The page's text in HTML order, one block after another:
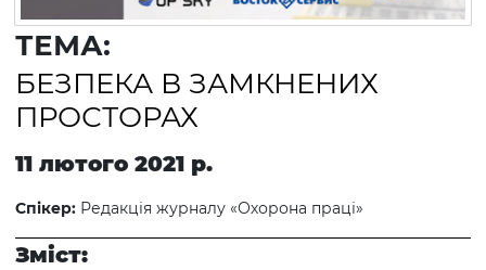
ТЕМА:
БЕЗПЕКА В ЗАМКНЕНИХ
ПРОСТОРАХ
11 лютого 2021 р.
Спікер: Редакція журналу «Охорона праці»
Зміст: